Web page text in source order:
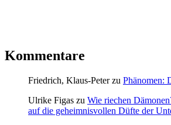
Kommentare
Friedrich, Klaus-Peterzu Phänomen:
Ulrike Figas zu Wie riechen
auf die geheimnisvollen Düfte der